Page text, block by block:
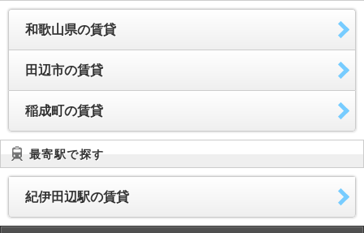
和歌山県の賃貸
田辺市の賃貸
稲成町の賃貸
最寄駅で探す
紀伊田辺駅の賃貸